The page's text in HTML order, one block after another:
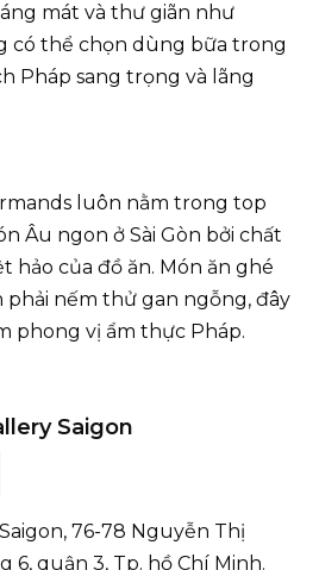
mát và thư giãn như
có thể chọn dùng bữa trong
Pháp sang trọng và lãng
luôn nằm trong top
Âu ngon ở Sài Gòn bởi chất
hảo của đồ ăn. Món ăn ghé
phải nếm thử gan ngỗng, đây
phong vị ẩm thực Pháp.
Saigon
76-78 Nguyễn Thị
6, quận 3, Tp. hồ Chí Minh.